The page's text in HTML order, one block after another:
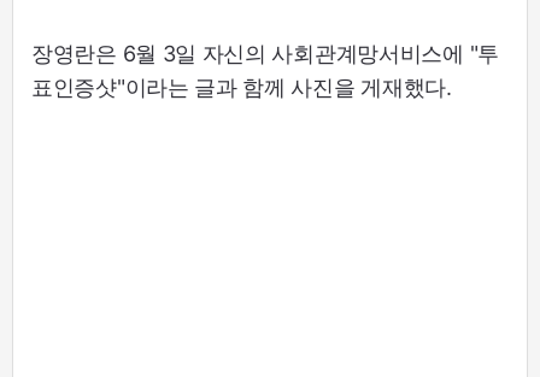
장영란은 6월 3일 자신의 사회관계망서비스에 "투
표인증샷"이라는 글과 함께 사진을 게재했다.